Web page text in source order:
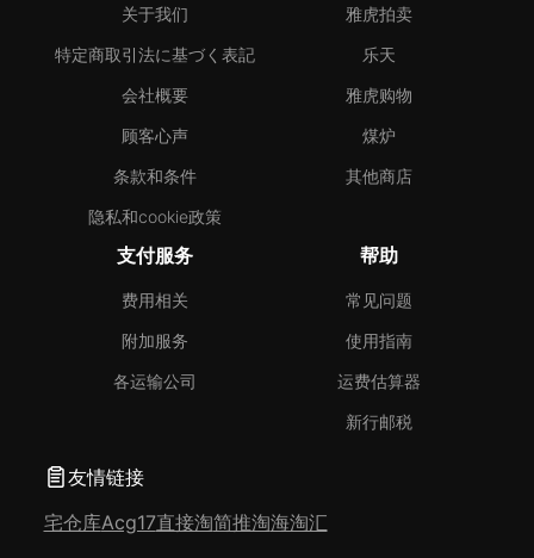
关于我们
特定商取引法に基づく表記
会社概要
顾客心声
条款和条件
隐私和cookie政策
雅虎拍卖
乐天
雅虎购物
煤炉
其他商店
支付服务
费用相关
附加服务
各运输公司
帮助
常见问题
使用指南
运费估算器
新行邮税
友情链接
宅仓库Acg17直接淘简推淘海淘汇